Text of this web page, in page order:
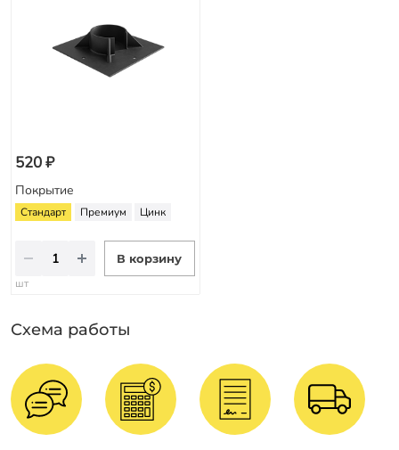
520 ₽
Покрытие
Стандарт Премиум Цинк
В корзину
шт
Схема работы